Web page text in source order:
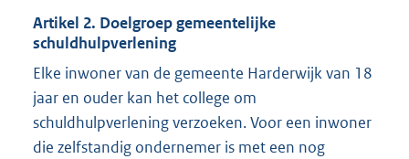
Artikel 2. Doelgroep gemeentelijke
schuldhulpverlening
Elke inwoner van de gemeente Harderwijk van 18
jaar en ouder kan het college om
schuldhulpverlening verzoeken. Voor een inwoner
die zelfstandig ondernemer is met een nog